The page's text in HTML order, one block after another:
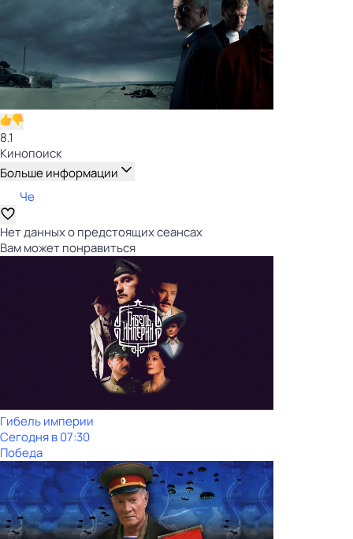
8.1
Кинопоиск
Больше информации
Че
Нет данных о предстоящих сеансах
Вам может понравиться
Гибель империи
Сегодня в 07:30
Победа